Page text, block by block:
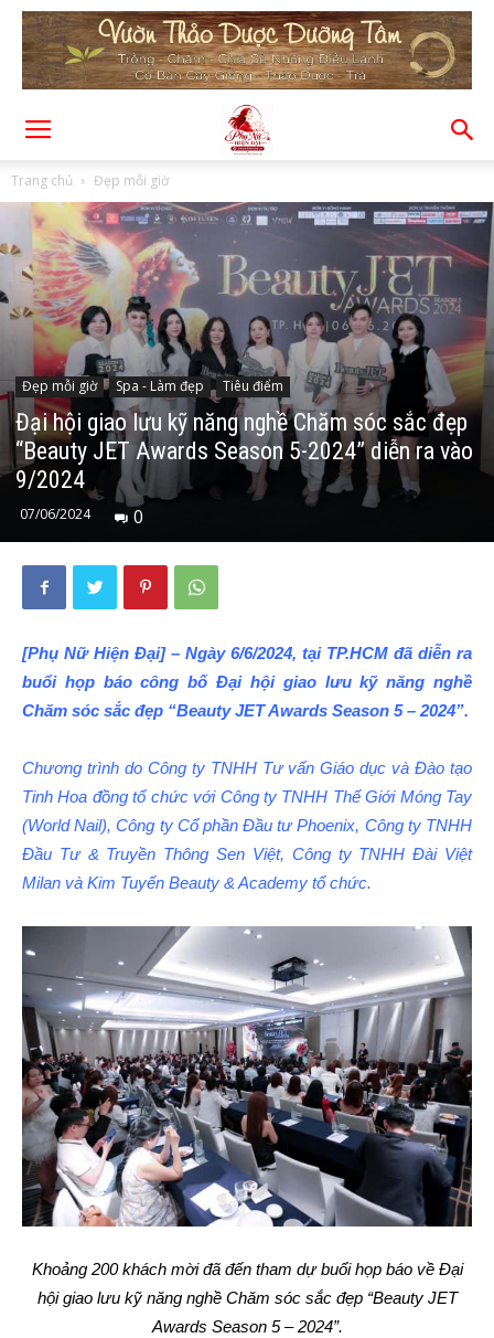
Trang chủ Đẹp mỗi giờ
Đẹp mỗi giờ Spa - Làm đẹp Tiêu điểm
Đại hội giao lưu kỹ năng nghề Chăm sóc sắc đẹp
“Beauty JET Awards Season 5-2024” diễn ra vào
9/2024
07/06/2024 0
[Phụ Nữ Hiện Đại] – Ngày 6/6/2024, tại TP.HCM đã diễn ra
buổi họp báo công bố Đại hội giao lưu kỹ năng nghề
Chăm sóc sắc đẹp “Beauty JET Awards Season 5 – 2024”.
Chương trình do Công ty TNHH Tư vấn Giáo dục và Đào tạo
Tinh Hoa đồng tổ chức với Công ty TNHH Thế Giới Móng Tay
(World Nail), Công ty Cổ phần Đầu tư Phoenix, Công ty TNHH
Đầu Tư & Truyền Thông Sen Việt, Công ty TNHH Đài Việt
Milan và Kim Tuyến Beauty & Academy tổ chức.
Khoảng 200 khách mời đã đến tham dự buổi họp báo về Đại
hội giao lưu kỹ năng nghề Chăm sóc sắc đẹp “Beauty JET
Awards Season 5 – 2024”.